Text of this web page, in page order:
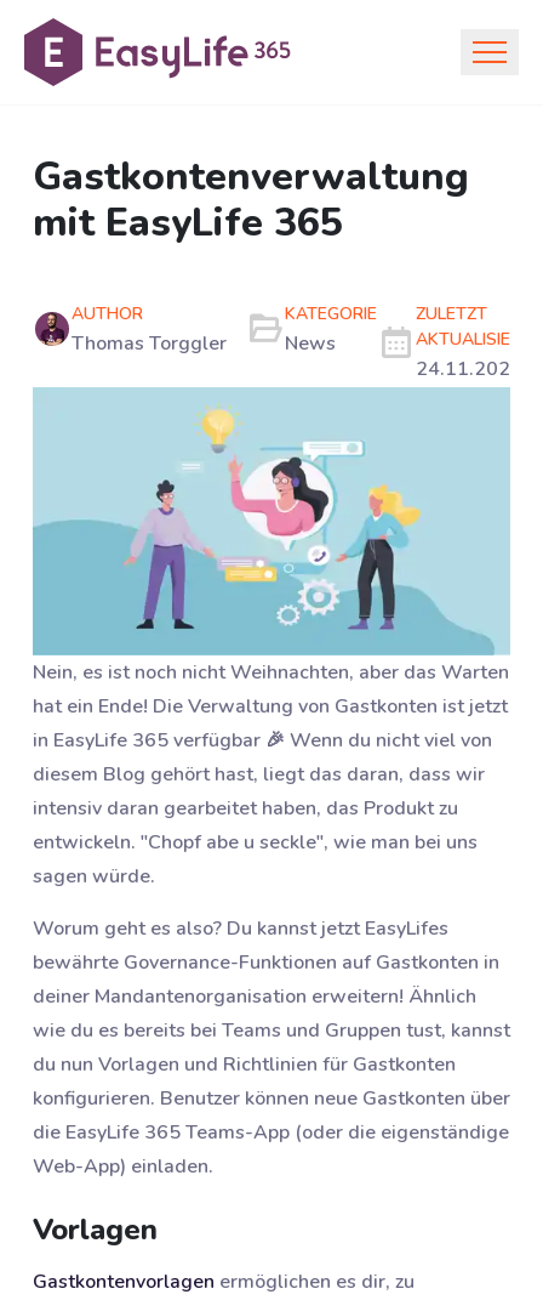
Gastkontenverwaltung
mit EasyLife 365
AUTHOR
Thomas Torggler
KATEGORIE
News
ZULETZT
AKTUALISIERT
24.11.2021
Nein, es ist noch nicht Weihnachten, aber das Warten
hat ein Ende! Die Verwaltung von Gastkonten ist jetzt
in EasyLife 365 verfügbar 🎉 Wenn du nicht viel von
diesem Blog gehört hast, liegt das daran, dass wir
intensiv daran gearbeitet haben, das Produkt zu
entwickeln. "Chopf abe u seckle", wie man bei uns
sagen würde.
Worum geht es also? Du kannst jetzt EasyLifes
bewährte Governance-Funktionen auf Gastkonten in
deiner Mandantenorganisation erweitern! Ähnlich
wie du es bereits bei Teams und Gruppen tust, kannst
du nun Vorlagen und Richtlinien für Gastkonten
konfigurieren. Benutzer können neue Gastkonten über
die EasyLife 365 Teams-App (oder die eigenständige
Web-App) einladen.
Vorlagen
Gastkontenvorlagen ermöglichen es dir, zu